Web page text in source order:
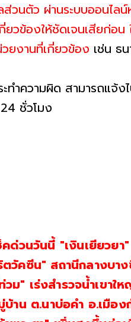
ส่วนตัว ผ่านระบบออนไ
วข้องให้ชัดเจนเสียก่อ
ยงานที่เกี่ยวข้อง เช่น ธ
ะทำความผิด สามารถแ
ชั่วโมง
ด่วนวันนี้ "เงินเยียวย
วัคซีน" สถานีกลางบา
วม" เร่งสำรวจน้ำเขา
บ้าน ต.นาบ่อคำ อ.เมือ